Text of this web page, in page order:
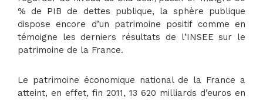
% de PIB de dettes publique, la sphère publique
dispose encore d’un patrimoine positif comme en
témoigne les derniers résultats de l’INSEE sur le
patrimoine de la France.
Le patrimoine économique national de la France a
atteint, en effet, fin 2011, 13 620 milliards d’euros en